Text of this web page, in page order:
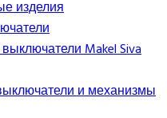
изделия
Makel Siva
и механизмы